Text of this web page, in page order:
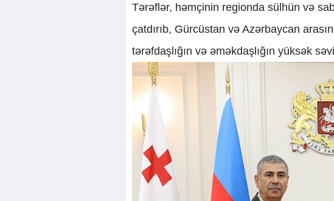
Tərəflər, həmçinin regionda sülhün və
çatdırıb, Gürcüstan və Azərbaycan
tərəfdaşlığın və əməkdaşlığın yüksək